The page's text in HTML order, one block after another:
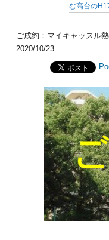
む高台の
ご成約：マイキャッスル
2020/10/23